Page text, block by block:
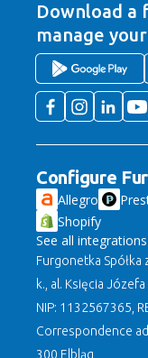
Download a
manage
Configure
Allegro
Shopify
See all integrations
Furgonetka
k., al. Księcia
NIP: 1132567365,
Correspondence
300 Elbląg